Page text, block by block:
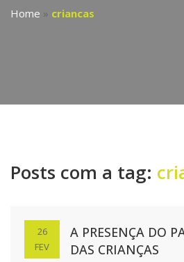
Home » criancas
Posts com a tag:
26
FEV
A PRESENÇA DO
DAS CRIANÇAS